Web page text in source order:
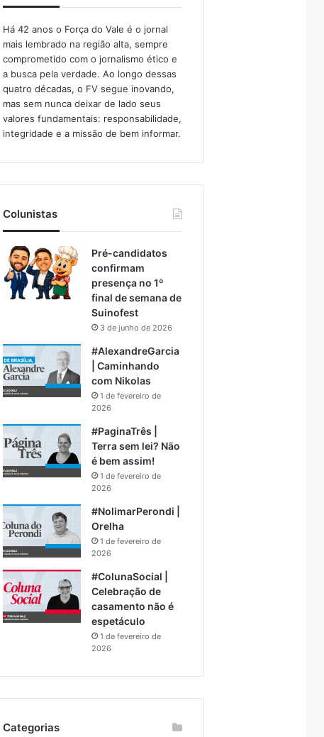
Há 42 anos o Força do Vale é o jornal
mais lembrado na região alta, sempre
comprometido com o jornalismo ético e
a busca pela verdade. Ao longo dessas
quatro décadas, o FV segue inovando,
mas sem nunca deixar de lado seus
valores fundamentais: responsabilidade,
integridade e a missão de bem informar.​
Colunistas
Pré-candidatos
confirmam
presença no 1º
final de semana de
Suinofest
3 de junho de 2026
#AlexandreGarcia
| Caminhando
com Nikolas
1 de fevereiro de
2026
#PaginaTrês |
Terra sem lei? Não
é bem assim!
1 de fevereiro de
2026
#NolimarPerondi |
Orelha
1 de fevereiro de
2026
#ColunaSocial |
Celebração de
casamento não é
espetáculo
1 de fevereiro de
2026
Categorias